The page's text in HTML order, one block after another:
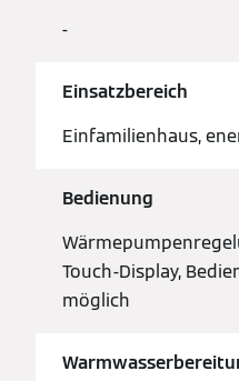
-
Einsatzbereich
Einfamilienhaus,
Bedienung
Touch-Display,
möglich